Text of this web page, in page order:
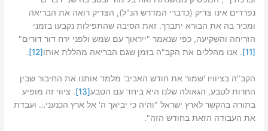
נפרדים אינו צדיק (כדברי המדרש הנ"ל), הצדיק רואה את הבריאה
ומכיר בה את הבורא יתברך. זאת הסיבה שהתפילות נקבעו בזמני
הזריחה והשקיעה, כפי שנאמר "ייראוך עם שמש ולפני ירח דור דורים"
[11]
. אנו מהללים את הקב"ה בזמן שגם הבריאה מהללת אותו[12]
.
הקב"ה בציוויו 'שמור את חודש האביב' מלמד אותנו את החיבור שבין
החרות לטבע, הגאולה שלנו היא ביחד עם הטבע[13]
. ציווי זה מופיע
בתורה בהקשר לארץ ישראל "והיה כי יביאך ה' אל ארץ הכנעני… ועבדת
את העבודה הזאת בחודש הזה".